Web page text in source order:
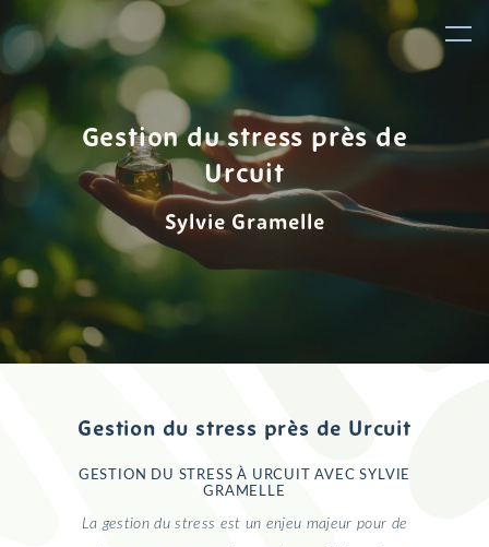
Gestion du stress près de
Urcuit
Sylvie Gramelle
Gestion du stress près de Urcuit
GESTION DU STRESS À URCUIT AVEC SYLVIE
GRAMELLE
La gestion du stress est un enjeu majeur pour de
Panneau de gestion des cookies